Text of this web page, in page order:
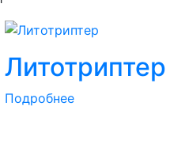
Литотриптер
Подробнее